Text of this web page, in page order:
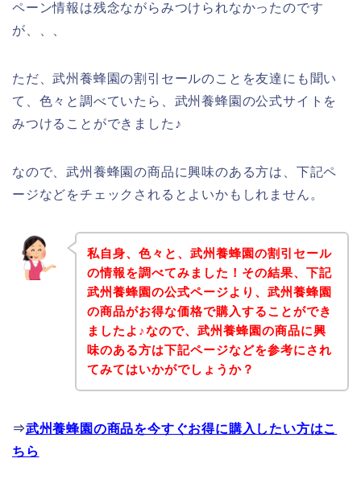
ペーン情報は残念ながらみつけられなかったのです
が、、、
ただ、武州養蜂園の割引セールのことを友達にも聞い
て、色々と調べていたら、武州養蜂園の公式サイトを
みつけることができました♪
なので、武州養蜂園の商品に興味のある方は、下記ペ
ージなどをチェックされるとよいかもしれません。
私自身、色々と、武州養蜂園の割引セール
の情報を調べてみました！その結果、下記
武州養蜂園の公式ページより、武州養蜂園
の商品がお得な価格で購入することができ
ましたよ♪なので、武州養蜂園の商品に興
味のある方は下記ページなどを参考にされ
てみてはいかがでしょうか？
⇒武州養蜂園の商品を今すぐお得に購入したい方はこ
ちら